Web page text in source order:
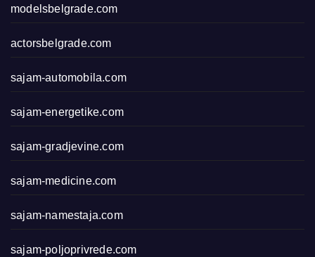
modelsbelgrade.com
actorsbelgrade.com
sajam-automobila.com
sajam-energetike.com
sajam-gradjevine.com
sajam-medicine.com
sajam-namestaja.com
sajam-poljoprivrede.com